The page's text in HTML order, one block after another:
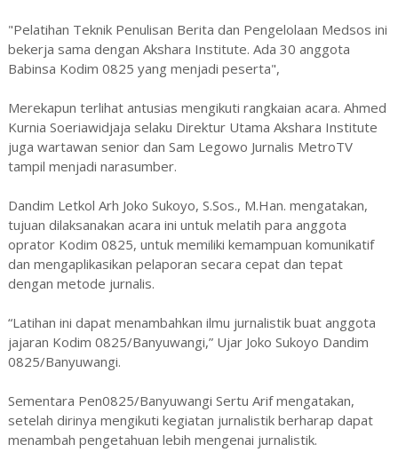
"Pelatihan Teknik Penulisan Berita dan Pengelolaan Medsos ini
bekerja sama dengan Akshara Institute. Ada 30 anggota
Babinsa Kodim 0825 yang menjadi peserta",
Merekapun terlihat antusias mengikuti rangkaian acara. Ahmed
Kurnia Soeriawidjaja selaku Direktur Utama Akshara Institute
juga wartawan senior dan Sam Legowo Jurnalis MetroTV
tampil menjadi narasumber.
Dandim Letkol Arh Joko Sukoyo, S.Sos., M.Han. mengatakan,
tujuan dilaksanakan acara ini untuk melatih para anggota
oprator Kodim 0825, untuk memiliki kemampuan komunikatif
dan mengaplikasikan pelaporan secara cepat dan tepat
dengan metode jurnalis.
“Latihan ini dapat menambahkan ilmu jurnalistik buat anggota
jajaran Kodim 0825/Banyuwangi,” Ujar Joko Sukoyo Dandim
0825/Banyuwangi.
Sementara Pen0825/Banyuwangi Sertu Arif mengatakan,
setelah dirinya mengikuti kegiatan jurnalistik berharap dapat
menambah pengetahuan lebih mengenai jurnalistik.